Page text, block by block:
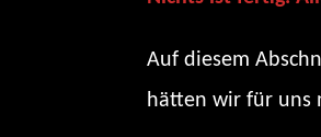
Auf diesem
hätten wir für uns